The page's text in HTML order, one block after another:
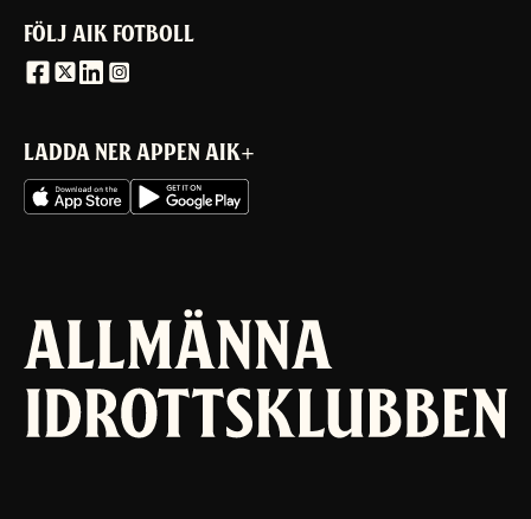
FÖLJ AIK FOTBOLL
LADDA NER APPEN AIK+